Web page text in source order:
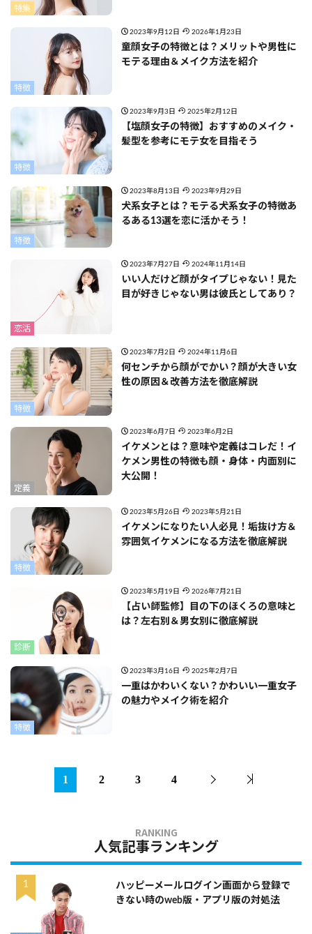
特集
特徴
2023年9月12日 2026年1月23日
童顔女子の特徴とは？メリットや男性に
モテる理由＆メイク方法を紹介
特徴
2023年9月3日 2025年2月12日
【塩顔女子の特徴】おすすめのメイク・
髪型を参考にモテ女を目指そう
特徴
2023年8月13日 2023年9月29日
犬系女子とは？モテる犬系女子の特徴あ
るある13選を恋に活かそう！
恋活
2023年7月27日 2024年11月14日
いい人だけど顔がタイプじゃない！見た
目が好きじゃない男は彼氏としてあり？
特徴
2023年7月2日 2024年11月6日
何センチから顔がでかい？顔が大きい女
性の原因＆改善方法を徹底解説
定義
2023年6月7日 2023年6月2日
イケメンとは？意味や定義はコレだ！イ
ケメン男性の特徴も顔・身体・内面別に
大公開！
特徴
2023年5月26日 2023年5月21日
イケメンになりたい人必見！垢抜け方＆
雰囲気イケメンになる方法を徹底解説
診断
2023年5月19日 2026年7月21日
【占い師監修】目の下のほくろの意味と
は？左右別＆男女別に徹底解説
特徴
2023年3月16日 2025年2月7日
一重はかわいくない？かわいい一重女子
の魅力やメイク術を紹介
1 2 3 4
人気記事ランキング
ハッピーメールログイン画面から登録で
きない時のweb版・アプリ版の対処法